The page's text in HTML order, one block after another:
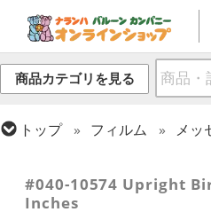
商品カテゴリを見る
トップ フィルム メッ
#040-10574 Upright
Inches